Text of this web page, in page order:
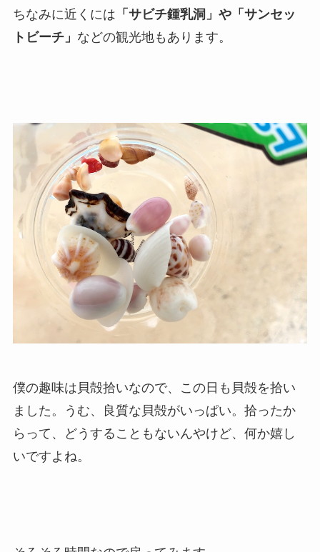
ちなみに近くには 「サビチ鍾乳洞」や「サンセッ
トビーチ」 などの観光地もあります。
僕の趣味は貝殻拾いなので、この日も貝殻を拾い
ました。うむ、良質な貝殻がいっぱい。拾ったか
らって、どうすることもないんやけど、何か嬉し
いですよね。